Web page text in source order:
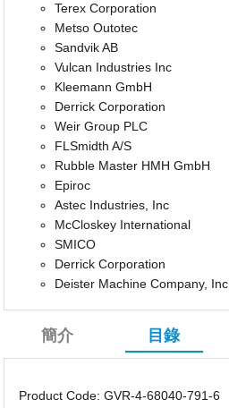
Terex Corporation
Metso Outotec
Sandvik AB
Vulcan Industries Inc
Kleemann GmbH
Derrick Corporation
Weir Group PLC
FLSmidth A/S
Rubble Master HMH GmbH
Epiroc
Astec Industries, Inc
McCloskey International
SMICO
Derrick Corporation
Deister Machine Company, Inc.
簡介 目錄
Product Code: GVR-4-68040-791-6